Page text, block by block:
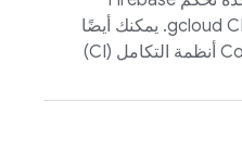
و"استوديو Android" وgcloud CLI. يمكنك أيضًا